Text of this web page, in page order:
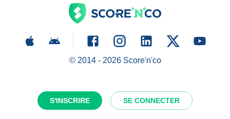
S'INSCRIRE SE CONNECTER
© 2014 - 2026Score'n'co